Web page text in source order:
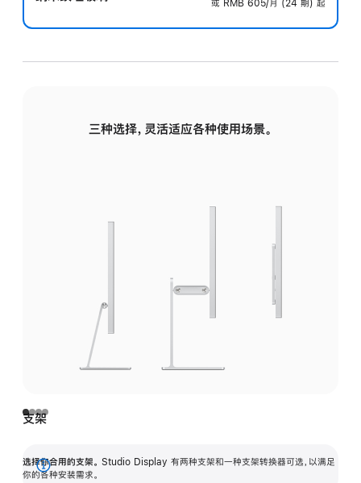
或 RMB 605/月 (24 期) 起
三种选择，灵活适应各种使用场景。
支架
选择你合用的支架。 Studio Display 有两种支架和一种支架转换器可选，以满足
你的各种安装需求。
展